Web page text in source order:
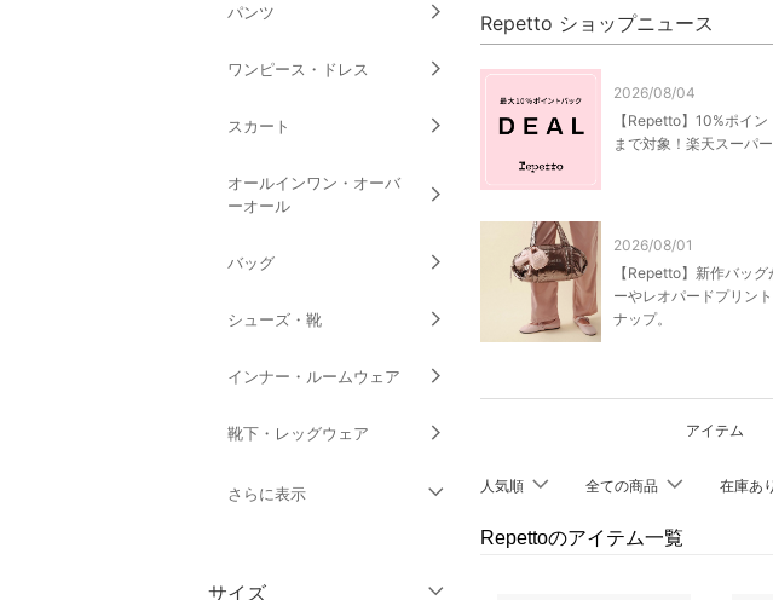
パンツ
ワンピース・ドレス
スカート
オールインワン・オーバ
ーオール
バッグ
シューズ・靴
インナー・ルームウェア
靴下・レッグウェア
さらに表示
サイズ
Repetto ショップニュース
2026/08/04
【Repetto】10%ポイ
まで対象！楽天スーパ
2026/08/01
【Repetto】新作バッ
ーやレオパードプリン
ナップ。
アイテム
人気順 全ての商品 在庫あ
Repettoのアイテム一覧